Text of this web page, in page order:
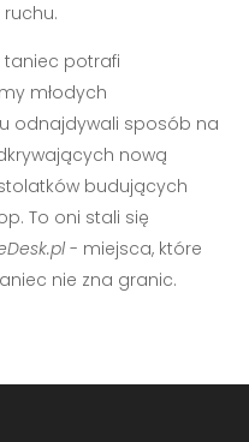
taniec potrafi
młodych
odnajdywali sposób na
nową
budujących
To oni stali się
- miejsca, które
nie zna granic.